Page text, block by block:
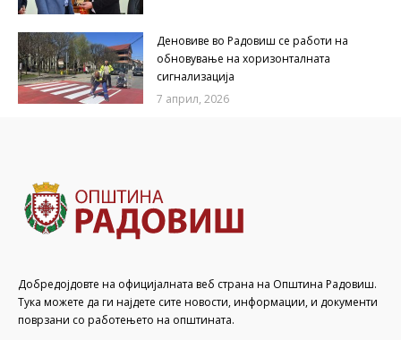
Деновиве во Радовиш се работи на
обновување на хоризонталната
сигнализација
7 април, 2026
Добредојдовте на официјалната веб страна на Општина Радовиш.
Тука можете да ги најдете сите новости, информации, и документи
поврзани со работењето на општината.